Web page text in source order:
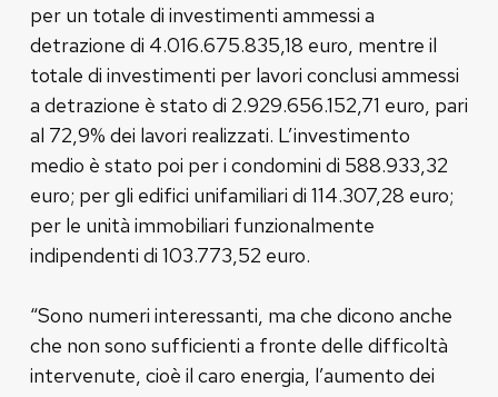
per un totale di investimenti ammessi a
detrazione di 4.016.675.835,18 euro, mentre il
totale di investimenti per lavori conclusi ammessi
a detrazione è stato di 2.929.656.152,71 euro, pari
al 72,9% dei lavori realizzati. L’investimento
medio è stato poi per i condomini di 588.933,32
euro; per gli edifici unifamiliari di 114.307,28 euro;
per le unità immobiliari funzionalmente
indipendenti di 103.773,52 euro.
“Sono numeri interessanti, ma che dicono anche
che non sono sufficienti a fronte delle difficoltà
intervenute, cioè il caro energia, l’aumento dei